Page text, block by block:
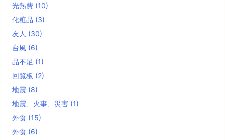
光熱費 (10)
化粧品 (3)
友人 (30)
台風 (6)
品不足 (1)
回覧板 (2)
地震 (8)
地震、火事、災害 (1)
外食 (15)
外食 (6)